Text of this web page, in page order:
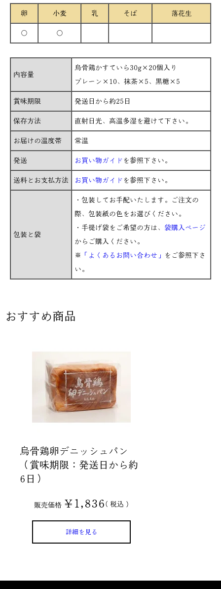
卵 小麦 乳 そば 落花生
○ ○
内容量
烏骨鶏かすていら30g×20個入り
プレーン×10、抹茶×5、黒糖×5
賞味期限 発送日から約25日
保存方法 直射日光、高温多湿を避けて下さい。
お届けの温度帯 常温
発送 お買い物ガイド を参照下さい。
送料とお支払方法 お買い物ガイド を参照下さい。
包装と袋
・包装してお手配いたします。ご注文の
際、包装紙の色をお選びください。
・手提げ袋をご希望の方は、 袋購入ページ
からご購入ください。
※
「よくあるお問い合わせ」
をご参照下さ
い。
おすすめ商品
烏骨鶏卵デニッシュパン
（賞味期限：発送日から約
6日）
販売価格 ¥ 1,836 税込
詳細を見る